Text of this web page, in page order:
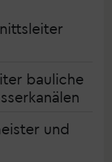
bauliche
und